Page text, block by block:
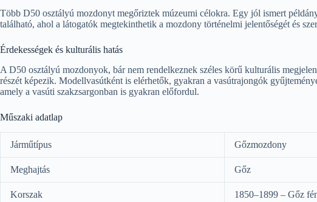
Több D50 osztályú mozdonyt megőriztek múzeumi célokra. Egy jól ismert
található, ahol a látogatók megtekinthetik a mozdony történelmi jelentőségét és
Érdekességek és kulturális hatás
A D50 osztályú mozdonyok, bár nem rendelkeznek széles körű kulturális
részét képezik. Modellvasútként is elérhetők, gyakran a vasútrajongók
amely a vasúti szakzsargonban is gyakran előfordul.
Műszaki adatlap
Járműtípus Gőzmozdony
Meghajtás Gőz
Korszak 1850–1899 – Gőz